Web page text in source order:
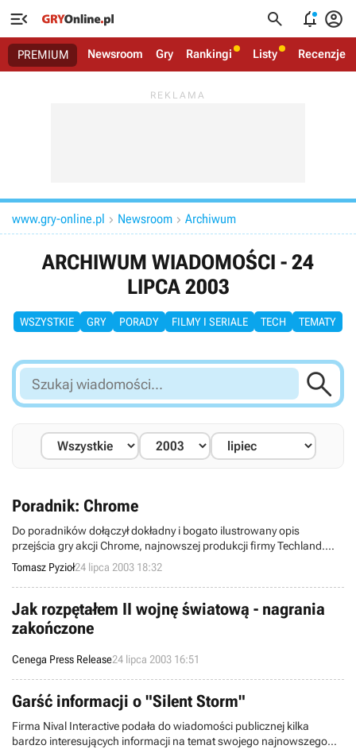
   
PREMIUM Newsroom Gry Rankingi Listy Recenzje
www.gry-online.pl  Newsroom  Archiwum
ARCHIWUM WIADOMOŚCI - 24
LIPCA 2003
WSZYSTKIE GRY PORADY FILMY I SERIALE TECH TEMATY
Szukaj
wiadomości...

Poradnik: Chrome
Do poradników dołączył dokładny i bogato ilustrowany opis
przejścia gry akcji Chrome, najnowszej produkcji firmy Techland.
Jak to zwykle z FFP shooterami bywa, gra nie zmusza za bardzo do
wytężania szarych komórek, a jedynego wyboru mającego wpływ na
dalszą akcję dokonujemy dopiero na samym końcu rozgrywki. Mimo
liniowości fabuła rodem z filmów science-fiction jest niezwykle
ciekawa gwarantując wiele godzin doskonałej zabawy.
Tomasz Pyzioł24 lipca 2003 18:32
Jak rozpętałem II wojnę światową - nagrania
zakończone
Cenega Press Release24 lipca 2003 16:51
Garść informacji o "Silent Storm"
Firma Nival Interactive podała do wiadomości publicznej kilka
bardzo interesujących informacji na temat swojego najnowszego